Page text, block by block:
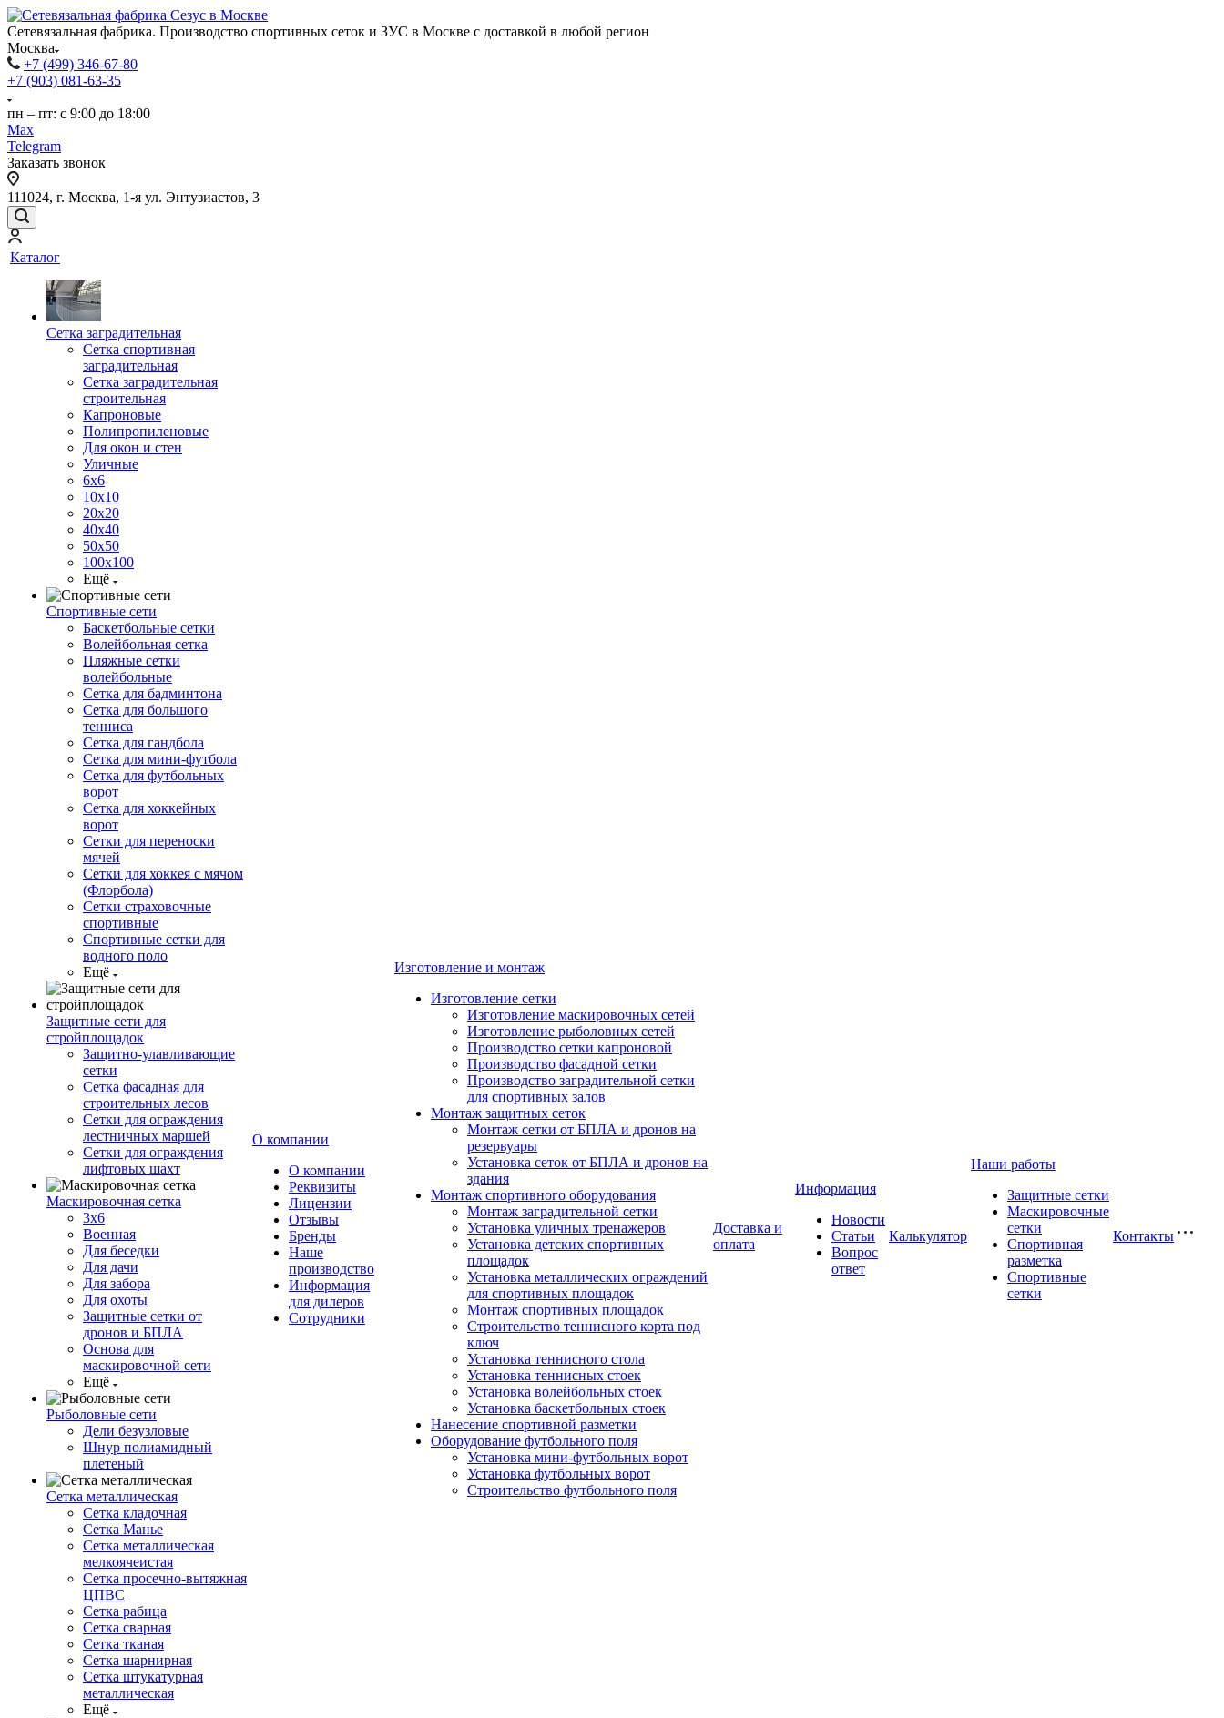
Сетевязальная фабрика. Производство спортивных сеток и ЗУС в Москве с доставкой в любой регион
Москва
+7 (499) 346-67-80
+7 (903) 081-63-35
пн – пт: с 9:00 до 18:00
Max
Telegram
Заказать звонок
111024, г. Москва, 1-я ул. Энтузиастов, 3
Каталог
Сетка заградительная
Сетка спортивная
заградительная
Сетка заградительная
строительная
Капроновые
Полипропиленовые
Для окон и стен
Уличные
6х6
10х10
20х20
40х40
50х50
100х100
Ещё
Спортивные сети
Баскетбольные сетки
Волейбольная сетка
Пляжные сетки
волейбольные
Сетка для бадминтона
Сетка для большого
тенниса
Сетка для гандбола
Сетка для мини-футбола
Сетка для футбольных
ворот
Сетка для хоккейных
ворот
Сетки для переноски
мячей
Сетки для хоккея с мячом
(Флорбола)
Сетки страховочные
спортивные
Спортивные сетки для
водного поло
Ещё
Защитные сети для
стройплощадок
Защитно-улавливающие
сетки
Сетка фасадная для
строительных лесов
Сетки для ограждения
лестничных маршей
Сетки для ограждения
лифтовых шахт
Маскировочная сетка
3х6
Военная
Для беседки
Для дачи
Для забора
Для охоты
Защитные сетки от
дронов и БПЛА
Основа для
маскировочной сети
Ещё
Рыболовные сети
Дели безузловые
Шнур полиамидный
плетеный
Сетка металлическая
Сетка кладочная
Сетка Манье
Сетка металлическая
мелкоячеистая
Сетка просечно-вытяжная
ЦПВС
Сетка рабица
Сетка сварная
Сетка тканая
Сетка шарнирная
Сетка штукатурная
металлическая
Ещё
О компании
О компании
Реквизиты
Лицензии
Отзывы
Бренды
Наше
производство
Информация
для дилеров
Сотрудники
Изготовление и монтаж
Изготовление сетки
Изготовление маскировочных сетей
Изготовление рыболовных сетей
Производство сетки капроновой
Производство фасадной сетки
Производство заградительной сетки
для спортивных залов
Монтаж защитных сеток
Монтаж сетки от БПЛА и дронов на
резервуары
Установка сеток от БПЛА и дронов на
здания
Монтаж спортивного оборудования
Монтаж заградительной сетки
Установка уличных тренажеров
Установка детских спортивных
площадок
Установка металлических ограждений
для спортивных площадок
Монтаж спортивных площадок
Строительство теннисного корта под
ключ
Установка теннисного стола
Установка теннисных стоек
Установка волейбольных стоек
Установка баскетбольных стоек
Нанесение спортивной разметки
Оборудование футбольного поля
Установка мини-футбольных ворот
Установка футбольных ворот
Строительство футбольного поля
Доставка и
оплата
Информация
Новости
Статьи
Вопрос
ответ
Калькулятор
Наши работы
Защитные сетки
Маскировочные
сетки
Спортивная
разметка
Спортивные
сетки
Контакты